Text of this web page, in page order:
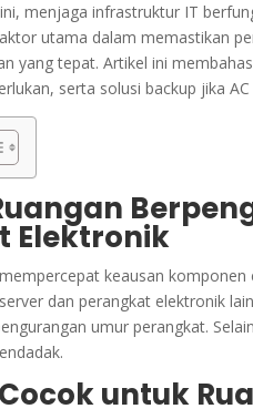
menjaga infrastruktur IT
utama dalam memastikan
yang tepat. Artikel ini
serta solusi backup jika
Elektronik
keausan
dan perangkat elektronik
umur perangkat.
untuk